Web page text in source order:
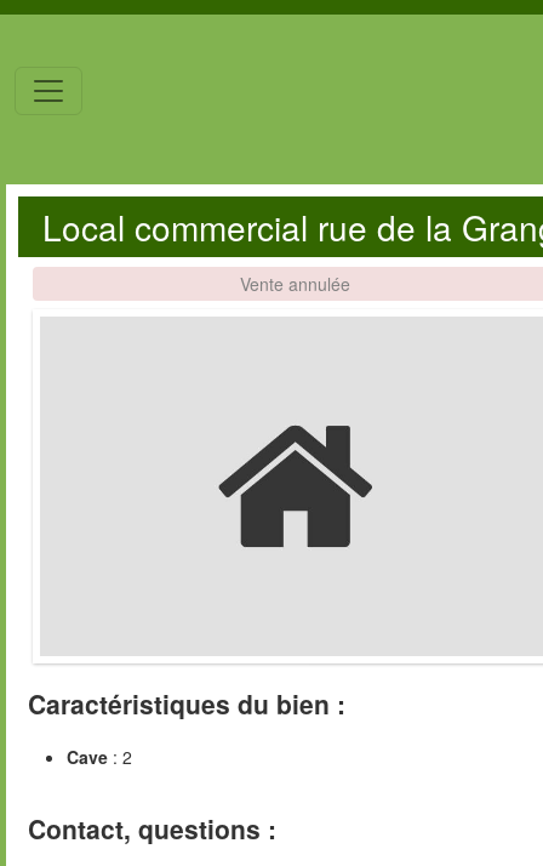
Local commercial rue de la
Vente annulée
Caractéristiques du bien :
Cave : 2
Contact, questions :